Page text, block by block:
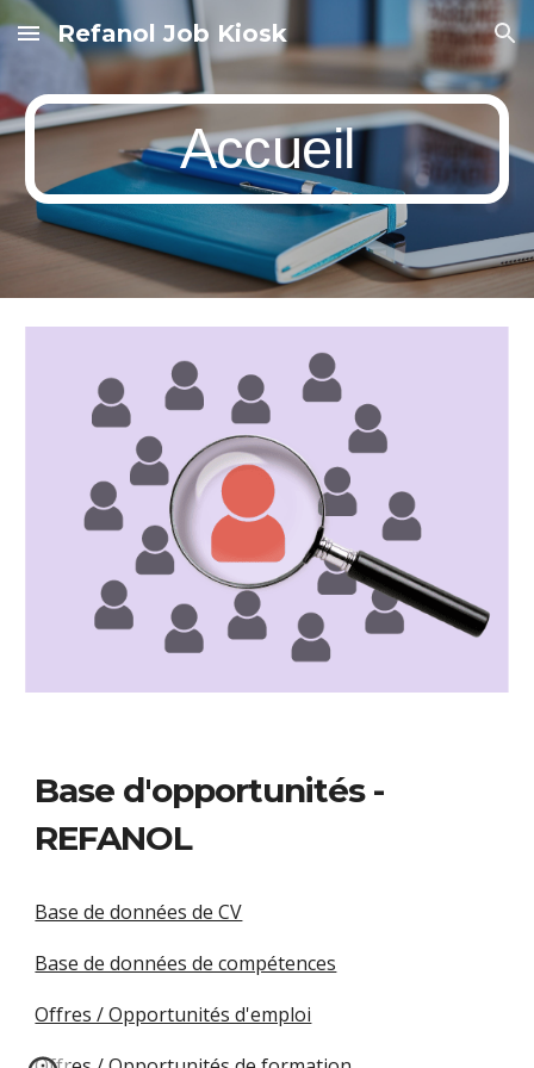
Skip to main content Skip to navigation
Refanol Job Kiosk
Accueil
Base d'opportunités -
REFANOL
Base de données de CV
Base de données de compétences
Offres / Opportunités d'emploi